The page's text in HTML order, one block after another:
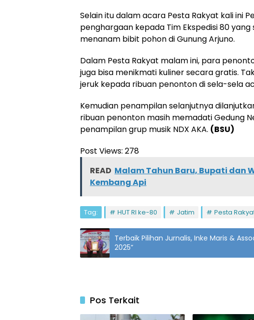
Selain itu dalam acara Pesta Rakyat kali ini
penghargaan kepada Tim Ekspedisi 80
menanam bibit pohon di Gunung Arjuno.
Dalam Pesta Rakyat malam ini, para
juga bisa menikmati kuliner secara gratis.
jeruk kepada ribuan penonton di sela-sela
Kemudian penampilan selanjutnya
ribuan penonton masih memadati Gedung
penampilan grup musik NDX AKA. (BSU)
Post Views: 278
READ Malam Tahun Baru, Bupati dan
Kembang Api
Tag: HUT RI ke-80 Jatim Pesta
Terbaik Pilihan Jurnalis, Inke Maris &
2025”
Pos Terkait